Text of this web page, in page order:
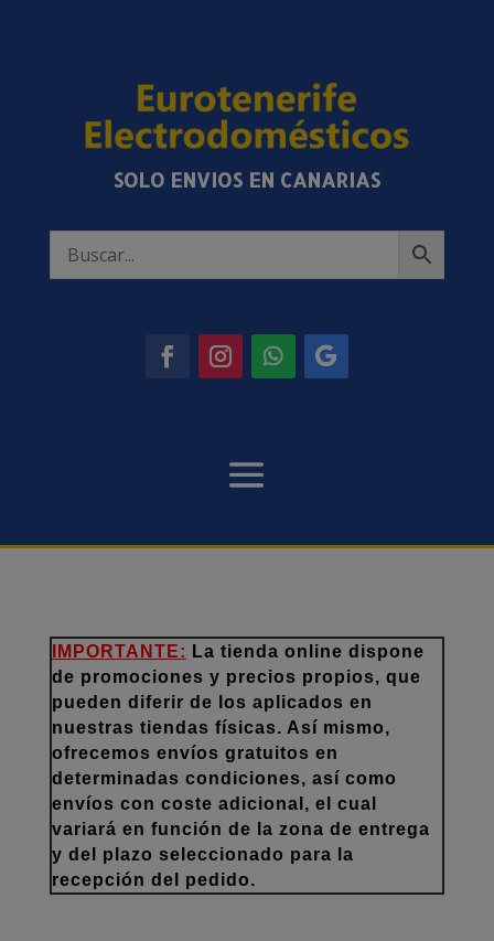
SOLO ENVIOS EN CANARIAS
IMPORTANTE: La tienda online dispone
de promociones y precios propios, que
pueden diferir de los aplicados en
nuestras tiendas físicas. Así mismo,
ofrecemos envíos gratuitos en
determinadas condiciones, así como
envíos con coste adicional, el cual
variará en función de la zona de entrega
y del plazo seleccionado para la
recepción del pedido.